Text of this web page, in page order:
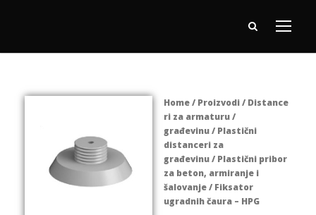
Home/ Proizvodi/ Distance
ri za armaturu /
građevinu/ Plastični
distanceri za
građevinu/ Plastični pribor
za beton, armiranje i
šalovanje/ Fiksator
ugradnih čaura – HPG